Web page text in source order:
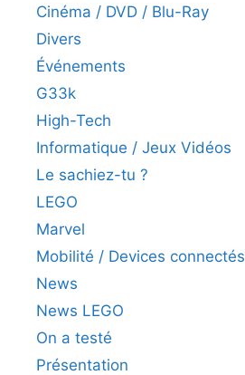
Cinéma / DVD / Blu-Ray
Divers
Événements
G33k
High-Tech
Informatique / Jeux Vidéos
Le sachiez-tu ?
LEGO
Marvel
Mobilité / Devices connectés
News
News LEGO
On a testé
Présentation